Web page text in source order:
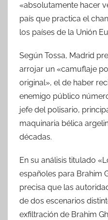
«absolutamente hacer
país que practica el
los países de la Unión
Según Tossa, Madrid
arrojar un «camuflaje
original», el de haber
enemigo público
jefe del polisario,
maquinaria bélica
décadas.
En su análisis titulado
españoles para Brahim
precisa que las
de dos escenarios
exfiltración de Brahim